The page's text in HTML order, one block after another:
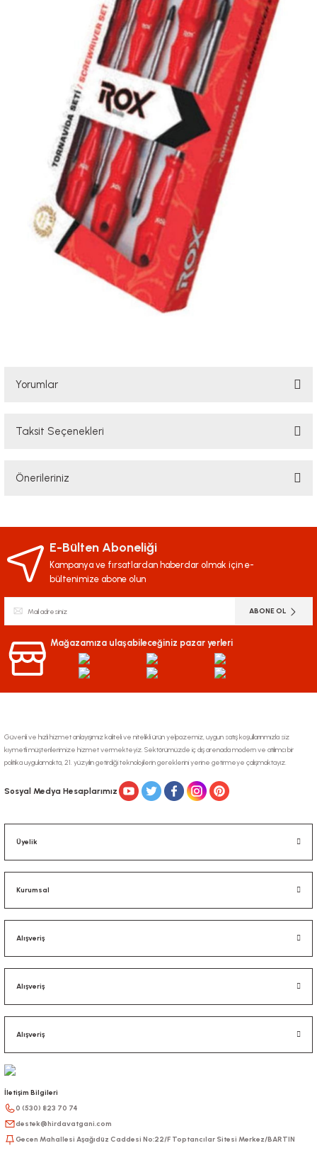
Yorumlar
Taksit Seçenekleri
Önerileriniz
iletebilirsiniz.
Görüş ve önerileriniz için teşekkür ederiz.
Ürün açıklamasında eksik bilgiler bulunuyor.
Ürün fiyatı diğer sitelerden daha pahalı.
Bu ürüne benzer farklı alternatifler olmalı.
Gönder
E-Bülten Aboneliği
Kampanya ve fırsatlardan haberdar olmak için e-
bültenimize abone olun
ABONE OL
Mağazamıza ulaşabileceğiniz pazar yerleri
Güvenli ve hızlı hizmet anlayışımız kaliteli ve nitelikli ürün yelpazemiz, uygun satış koşullarınmızla siz
kıymetli müşterilerimize hizmet vermekteyiz. Sektörümüzde iç dış arenada modern ve atılımcı bir
politika uygulamakta, 21. yüzyılın getirdiği teknolojilerin gereklerini yerine getirmeye çalışmaktayız.
Sosyal Medya Hesaplarımız
Üyelik
Kurumsal
Alışveriş
Alışveriş
Alışveriş
İletişim Bilgileri
0 (530) 823 70 74
destek@hirdavatgani.com
Gecen Mahallesi Aşağıdüz Caddesi No:22/F Toptancılar Sitesi Merkez/BARTIN